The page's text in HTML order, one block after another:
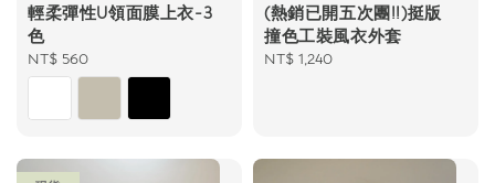
輕柔彈性U領面膜上衣-3
色
Regular
price
NT$ 560
(熱銷已開五次團!!)挺版
撞色工裝風衣外套
Regular
NT$ 1,240